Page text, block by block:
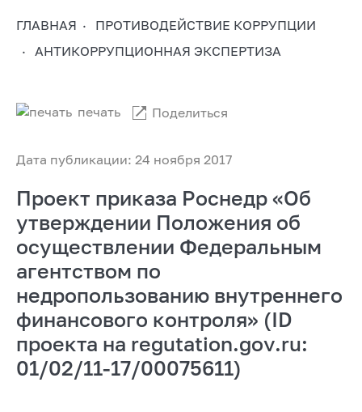
ГЛАВНАЯ
ПРОТИВОДЕЙСТВИЕ КОРРУПЦИИ
АНТИКОРРУПЦИОННАЯ ЭКСПЕРТИЗА
Дата публикации: 24 ноября 2017
печать Поделиться
Проект приказа Роснедр «Об
утверждении Положения об
осуществлении Федеральным
агентством по
недропользованию внутреннего
финансового контроля» (ID
проекта на regutation.gov.ru:
01/02/11-17/00075611)